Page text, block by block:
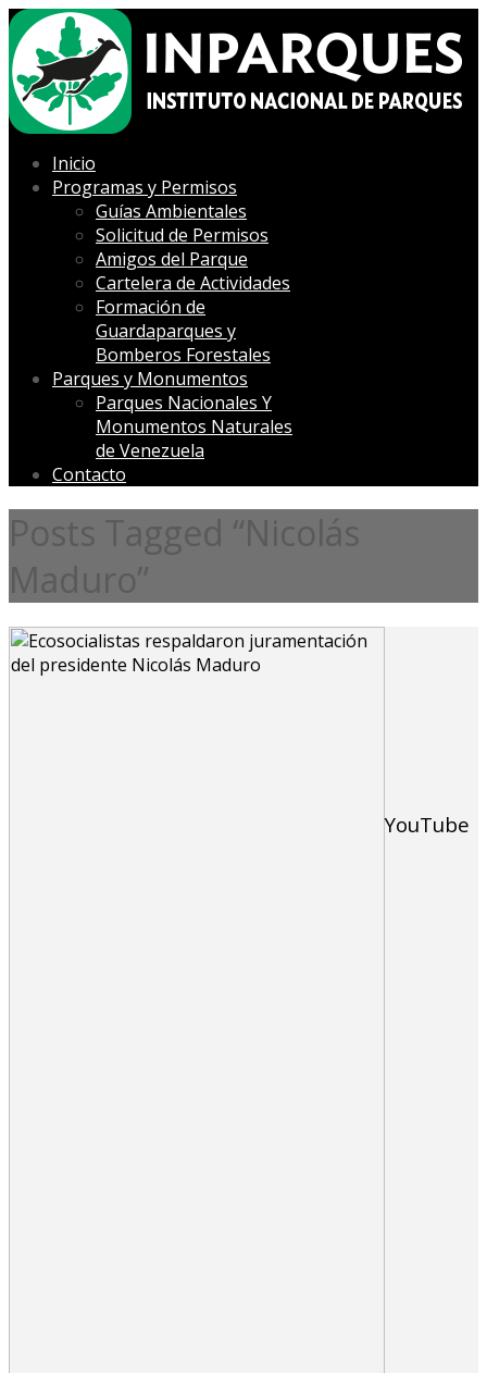
Inicio
Programas y Permisos
Guías Ambientales
Solicitud de Permisos
Amigos del Parque
Cartelera de Actividades
Formación de
Guardaparques y
Bomberos Forestales
Parques y Monumentos
Parques Nacionales Y
Monumentos Naturales
de Venezuela
Contacto
Posts Tagged “Nicolás
Maduro”
YouTube